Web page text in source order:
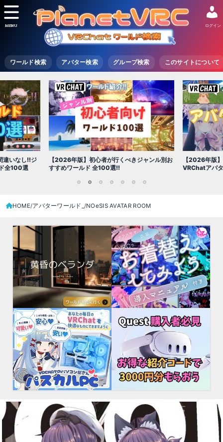
ワールド検索 アバター検索 グループ検索 このサイトについて
ログイン
MENU
違いなし!!ジ
全100選
【2026年版】初心者が行くべきジャンル別お
すすめワールド 全100選!!
【2026年版
VRChatアバ
HOME アバターワールド_ NOeSIS AVATAR ROOM